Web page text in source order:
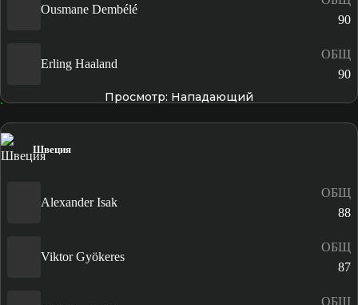
Ousmane Dembélé
90
Erling Haaland
ОБЩ
90
Просмотр: Нападающий
Швеция
Alexander Isak
ОБЩ
88
Viktor Gyökeres
ОБЩ
87
ОБЩ